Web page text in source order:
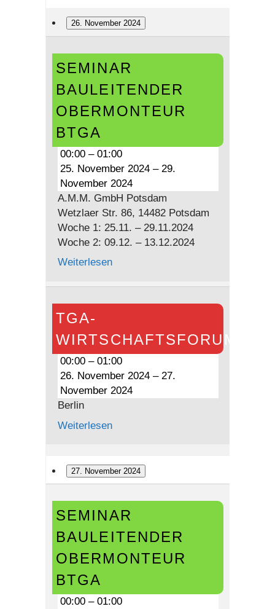
26. November 2024
Bauleitender
Obermonteur
BTGA
SEMINAR
BAULEITENDER
OBERMONTEUR
BTGA
00:00 – 01:00
25. November 2024 – 29.
November 2024
A.M.M. GmbH Potsdam
Wetzlaer Str. 86, 14482 Potsdam
Woche 1: 25.11. – 29.11.2024
Woche 2: 09.12. – 13.12.2024
Weiterlesen
TGA-
Wirtschaftsforum
TGA-
WIRTSCHAFTSFORUM
00:00 – 01:00
26. November 2024 – 27.
November 2024
Berlin
Weiterlesen
27. November 2024
Seminar
Bauleitender
Obermonteur
BTGA
SEMINAR
BAULEITENDER
OBERMONTEUR
BTGA
00:00 – 01:00